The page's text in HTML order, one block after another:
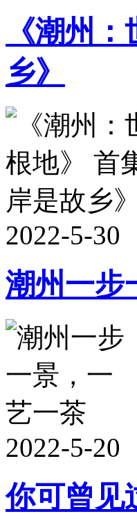
《潮州
乡》
2022-5-30
潮州一步
2022-5-20
你可曾见